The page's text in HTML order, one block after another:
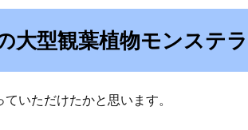
大型観葉植物モンステラ
いただけたかと思います。